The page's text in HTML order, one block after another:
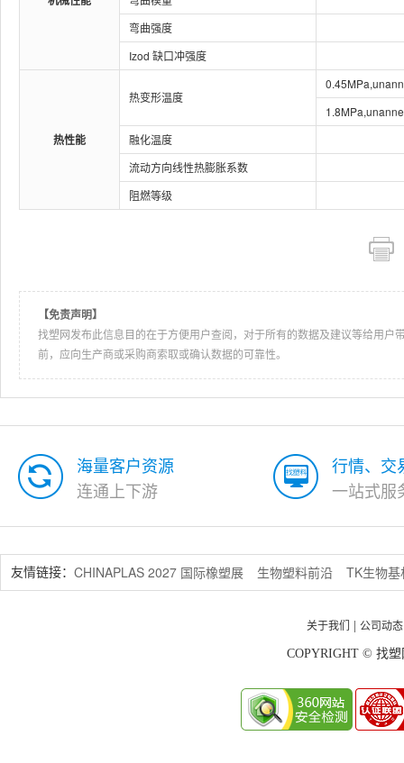
弯曲强度
Izod 缺口冲强度
热性能
热变形温度
融化温度
流动方向线性热膨胀系数
阻燃等级
【免责声明】
找塑网发布此信息目的在于方便用户查阅，对于所有的数据及建议等给用
前，应向生产商或采购商索取或确认数据的可靠性。
海量客户资源
连通上下游
行情、交
一站式服
友情链接： CHINAPLAS 2027 国际橡塑展 生物塑料前沿 TK生物
关于我们 公司动态
COPYRIGHT © 找塑